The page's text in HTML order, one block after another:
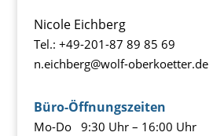
Nicole Eichberg
Tel.: +49-201-87 89 85 69
n.eichberg@wolf-oberkoetter.de
Büro-Öffnungszeiten
Mo-Do 9:30 Uhr – 16:00 Uhr